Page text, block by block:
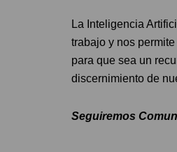
La Inteligencia
trabajo y nos
para que sea un
discernimiento de
Seguiremos